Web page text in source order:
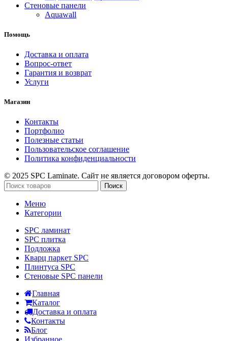
Стеновые панели
Aquawall
Помощь
Доставка и оплата
Вопрос-ответ
Гарантия и возврат
Услуги
Магазин
Контакты
Портфолио
Полезные статьи
Пользовательское соглашение
Политика конфиденциальности
© 2025 SPC Laminate. Сайт не является договором оферты.
Поиск
Меню
Категории
SPC ламинат
SPC плитка
Подложка
Кварц паркет SPC
Плинтуса SPC
Стеновые SPC панели
Главная
Каталог
Доставка и оплата
Контакты
Блог